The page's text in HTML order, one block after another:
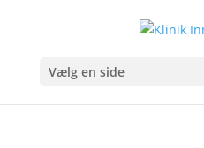
Vælg en side